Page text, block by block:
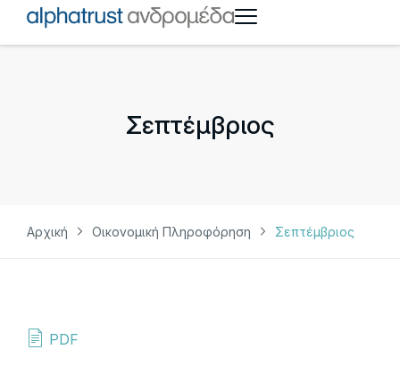
Σεπτέμβριος
Αρχική Οικονομική Πληροφόρηση Σεπτέμβριος
PDF